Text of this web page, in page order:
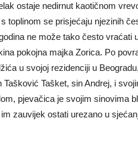
ostaje nedirnut kaotičnom
toplinom se prisjećaju njezinih
ne može tako često vraćati
pokojna majka Zorica. Po
u svojoj rezidenciji u
Tašković Tašket, sin Andrej, i
pjevačica je svojim sinovima
zauvijek ostati urezano u